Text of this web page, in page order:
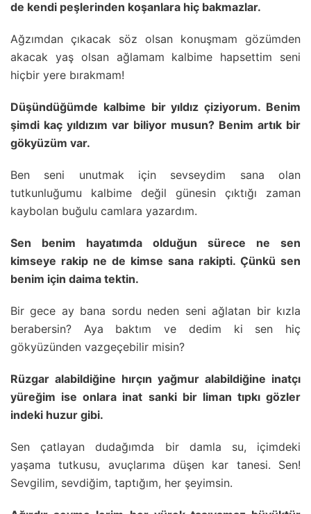
de kendi peşlerinden koşanlara hiç bakmazlar.
Ağzımdan çıkacak söz olsan konuşmam gözümden
akacak yaş olsan ağlamam kalbime hapsettim seni
hiçbir yere bırakmam!
Düşündüğümde kalbime bir yıldız çiziyorum. Benim
şimdi kaç yıldızım var biliyor musun? Benim artık bir
gökyüzüm var.
Ben seni unutmak için sevseydim sana olan
tutkunluğumu kalbime değil günesin çıktığı zaman
kaybolan buğulu camlara yazardım.
Sen benim hayatımda olduğun sürece ne sen
kimseye rakip ne de kimse sana rakipti. Çünkü sen
benim için daima tektin.
Bir gece ay bana sordu neden seni ağlatan bir kızla
berabersin? Aya baktım ve dedim ki sen hiç
gökyüzünden vazgeçebilir misin?
Rüzgar alabildiğine hırçın yağmur alabildiğine inatçı
yüreğim ise onlara inat sanki bir liman tıpkı gözler
indeki huzur gibi.
Sen çatlayan dudağımda bir damla su, içimdeki
yaşama tutkusu, avuçlarıma düşen kar tanesi. Sen!
Sevgilim, sevdiğim, taptığım, her şeyimsin.